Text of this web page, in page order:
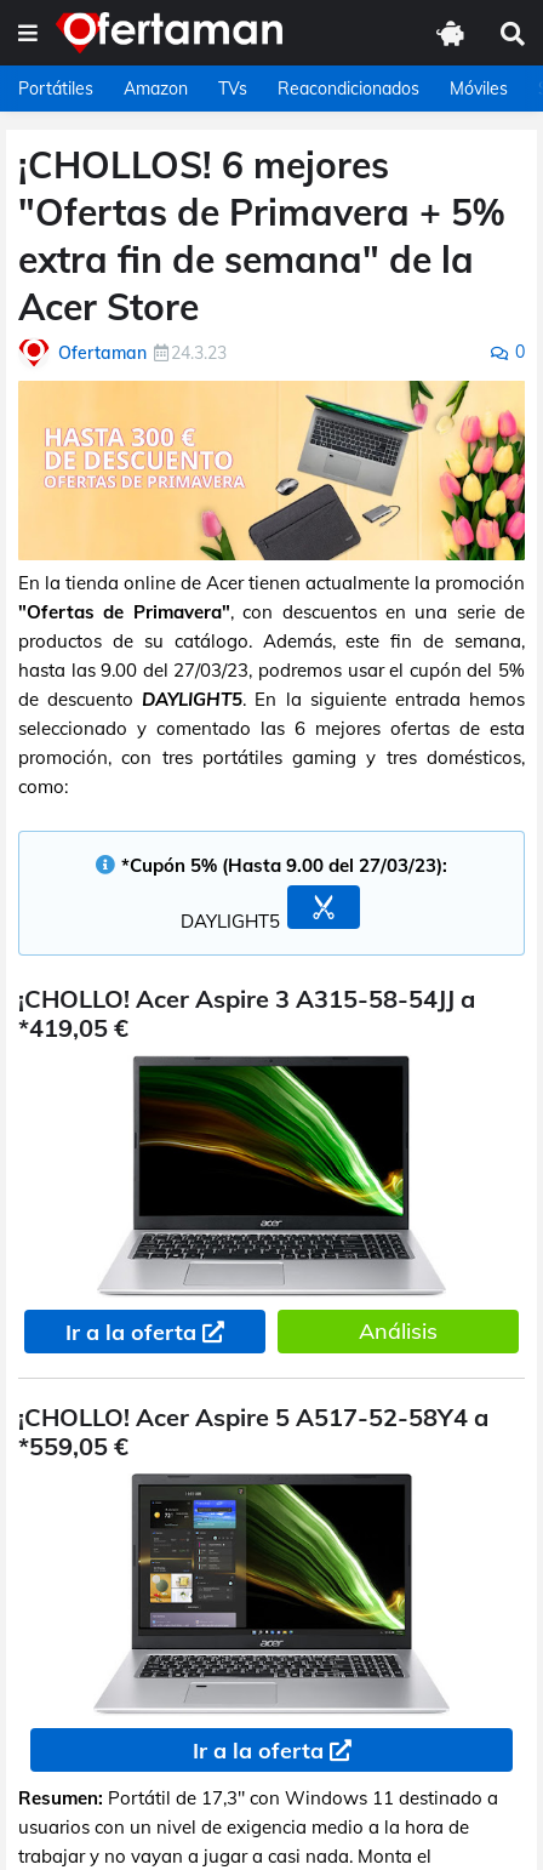
Portátiles Amazon TVs Reacondicionados Móviles
¡CHOLLOS! 6 mejores
"Ofertas de Primavera + 5%
extra fin de semana" de la
Acer Store
Ofertaman 24.3.23 0
En la tienda online de Acer tienen actualmente la promoción
"Ofertas de Primavera", con descuentos en una serie de
productos de su catálogo. Además, este fin de semana,
hasta las 9.00 del 27/03/23, podremos usar el cupón del 5%
de descuento DAYLIGHT5. En la siguiente entrada hemos
seleccionado y comentado las 6 mejores ofertas de esta
promoción, con tres portátiles gaming y tres domésticos,
como:
*Cupón 5% (Hasta 9.00 del 27/03/23):
DAYLIGHT5
¡CHOLLO! Acer Aspire 3 A315-58-54JJ a
*419,05 €
Ir a la oferta Análisis
¡CHOLLO! Acer Aspire 5 A517-52-58Y4 a
*559,05 €
Ir a la oferta
Resumen: Portátil de 17,3" con Windows 11 destinado a
usuarios con un nivel de exigencia medio a la hora de
trabajar y no vayan a jugar a casi nada. Monta el